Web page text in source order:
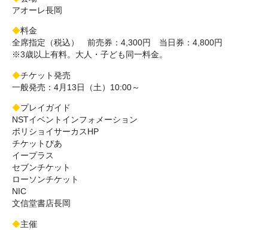
アオーレ長岡
◆料金
全席指定（税込） 前売券：4,300円 当日券：4,800円
※3歳以上有料。大人・子ども同一料金。
◆チケット発売
一般発売：4月13日（土）10:00～
◆プレイガイド
NSTイベントインフォメーション
ボリショイサーカスHP
チケットぴあ
イープラス
セブンチケット
ローソンチケット
NIC
文信堂書店長岡
◆主催